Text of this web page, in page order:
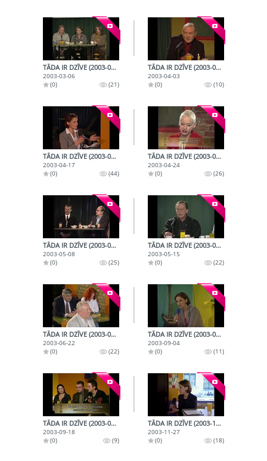
TĀDA IR DZĪVE (2003-03-06)
2003-03-06
(0)
(21)
TĀDA IR DZĪVE (2003-04-03)
2003-04-03
(0)
(10)
TĀDA IR DZĪVE (2003-04-17)
2003-04-17
(0)
(44)
TĀDA IR DZĪVE (2003-04-24)
2003-04-24
(0)
(26)
TĀDA IR DZĪVE (2003-05-08)
2003-05-08
(0)
(25)
TĀDA IR DZĪVE (2003-05-15)
2003-05-15
(0)
(22)
TĀDA IR DZĪVE (2003-06-22)
2003-06-22
(0)
(22)
TĀDA IR DZĪVE (2003-09-04)
2003-09-04
(0)
(11)
TĀDA IR DZĪVE (2003-09-18)
2003-09-18
(0)
(9)
TĀDA IR DZĪVE (2003-11-27)
2003-11-27
(0)
(18)